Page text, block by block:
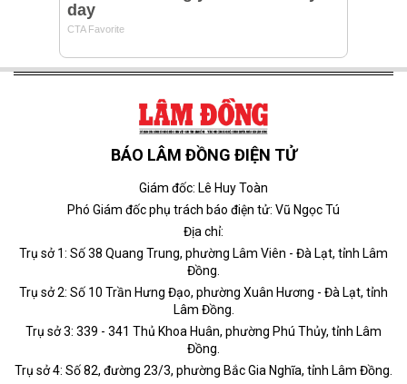
BÁO LÂM ĐỒNG ĐIỆN TỬ
Giám đốc: Lê Huy Toàn
Phó Giám đốc phụ trách báo điện tử: Vũ Ngọc Tú
Địa chỉ:
Trụ sở 1: Số 38 Quang Trung, phường Lâm Viên - Đà Lạt, tỉnh Lâm
Đồng.
Trụ sở 2: Số 10 Trần Hưng Đạo, phường Xuân Hương - Đà Lạt, tỉnh
Lâm Đồng.
Trụ sở 3: 339 - 341 Thủ Khoa Huân, phường Phú Thủy, tỉnh Lâm
Đồng.
Trụ sở 4: Số 82, đường 23/3, phường Bắc Gia Nghĩa, tỉnh Lâm Đồng.